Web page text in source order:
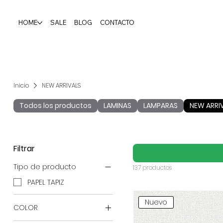
HOME SALE BLOG CONTACTO
Inicio NEW ARRIVALS
Todos los productos LAMINAS LAMPARAS NEW
Filtrar
Tipo de producto
PAPEL TAPIZ
COLOR
137 productos
Nuevo